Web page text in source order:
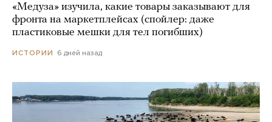
«Медуза» изучила, какие товары заказывают для
фронта на маркетплейсах (спойлер: даже
пластиковые мешки для тел погибших)
ИСТОРИИ 6 дней назад